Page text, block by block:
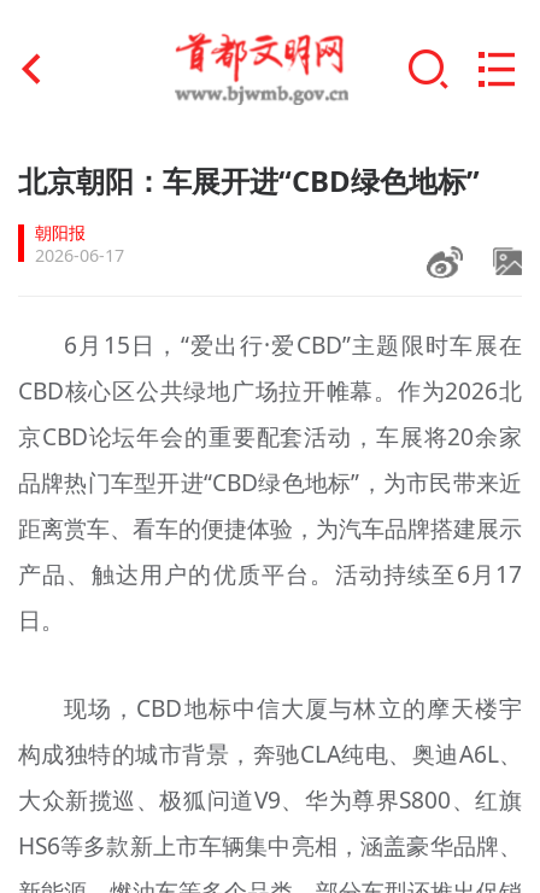
首页
文明创建
文明培育
+
未成年人思想道德建设
榜样人物
+
身边好人
文明评论
北京宣传文化引导基金
专题
资料库
+
北京朝阳：车展开进“CBD绿色地标”
朝阳报
2026-06-17
6月15日，“爱出行·爱CBD”主题限时车展在
CBD核心区公共绿地广场拉开帷幕。作为2026北
京CBD论坛年会的重要配套活动，车展将20余家
品牌热门车型开进“CBD绿色地标”，为市民带来近
距离赏车、看车的便捷体验，为汽车品牌搭建展示
产品、触达用户的优质平台。活动持续至6月17
日。
现场，CBD地标中信大厦与林立的摩天楼宇
构成独特的城市背景，奔驰CLA纯电、奥迪A6L、
大众新揽巡、极狐问道V9、华为尊界S800、红旗
HS6等多款新上市车辆集中亮相，涵盖豪华品牌、